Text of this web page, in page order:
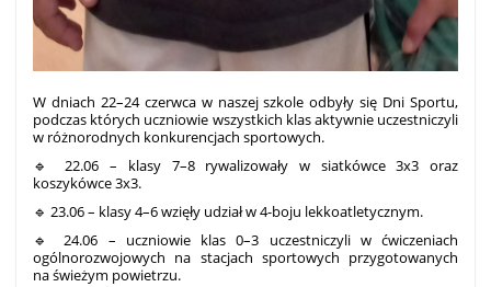
W dniach 22–24 czerwca w naszej szkole odbyły się Dni Sportu,
podczas których uczniowie wszystkich klas aktywnie uczestniczyli
w różnorodnych konkurencjach sportowych.
🔹 22.06 – klasy 7–8 rywalizowały w siatkówce 3x3 oraz
koszykówce 3x3.
🔹 23.06 – klasy 4–6 wzięły udział w 4-boju lekkoatletycznym.
🔹 24.06 – uczniowie klas 0–3 uczestniczyli w ćwiczeniach
ogólnorozwojowych na stacjach sportowych przygotowanych
na świeżym powietrzu.